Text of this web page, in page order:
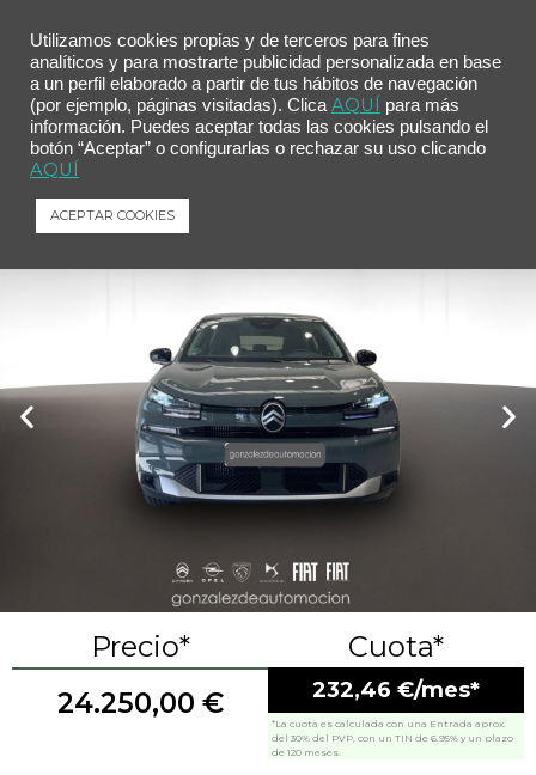
/Comprar tu coche/ Citroën C4 Hybrid 145 ë-DCS6 Business Edition
Citroën C4 Hybrid 145 ë-DCS6 Business
Edition
Precio*
24.250,00 €
Cuota*
232,46 €/mes*
*La cuota es calculada con una Entrada aprox.
del 30% del PVP, con un TIN de 6.95% y un plazo
de 120 meses.
Utilizamos cookies propias y de terceros para fines
analíticos y para mostrarte publicidad personalizada en base
a un perfil elaborado a partir de tus hábitos de navegación
(por ejemplo, páginas visitadas). Clica AQUÍ para más
información. Puedes aceptar todas las cookies pulsando el
botón “Aceptar” o configurarlas o rechazar su uso clicando
AQUÍ
ACEPTAR COOKIES